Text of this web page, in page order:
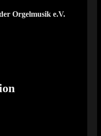
Orgelmusik e.V.